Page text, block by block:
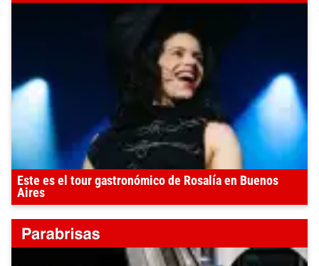
Este es el tour gastronómico de Rosalía en Buenos
Aires